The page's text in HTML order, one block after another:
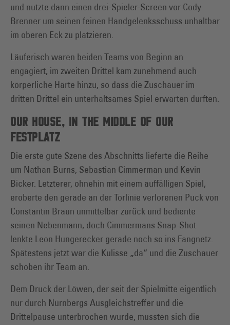
und nutzte dann einen drei-Spieler-Screen vor Cody
Brenner um seinen feinen Handgelenksschuss unhaltbar
im oberen Eck zu platzieren.
Läuferisch waren beiden Teams von Beginn an
engagiert, im zweiten Drittel kam zunehmend auch
körperliche Härte hinzu, so dass die Zuschauer im
dritten Drittel ein unterhaltsames Spiel erwarten durften.
OUR HOUSE, IN THE MIDDLE OF OUR
FESTPLATZ
Die erste gute Szene des Abschnitts lieferte die Reihe
um Nathan Burns, Sebastian Cimmerman und Kevin
Bicker. Letzterer, ohnehin mit einem auffälligen Spiel,
eroberte den gerade an der Torlinie verlorenen Puck von
Constantin Braun unmittelbar zurück und bediente
seinen Nebenmann, doch Cimmermans Snap-Shot
lenkte Leon Hungerecker gerade noch so ins Fangnetz.
Spätestens jetzt war die Kulisse „da“ und die Zuschauer
schoben ihr Team an.
Dem Druck der Löwen, der seit der Spielmitte eigentlich
nur durch Nürnbergs Ausgleichstreffer und die
Drittelpause unterbrochen wurde, mussten sich die